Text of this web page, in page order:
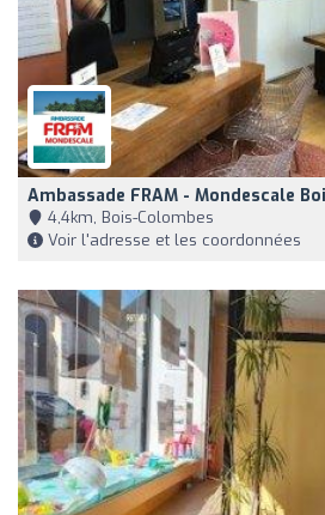
Ambassade FRAM - Mondescale
4,4km, Bois-Colombes
Voir l'adresse et les coordonnées